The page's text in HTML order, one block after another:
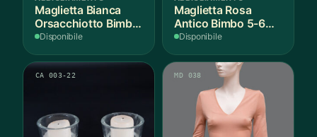
Maglietta Bianca
Orsacchiotto Bimbo
6-7 Anni Cotone - 1
Disponibile
Maglietta Rosa
Antico Bimbo 5-6
Anni Cotone - 1
Disponibile
CA 003-22 MD 038